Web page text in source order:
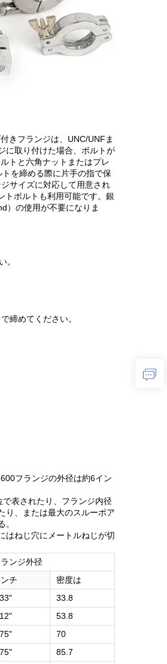
きフランジは、UNC/UNFま
に取り付けた場合、ボルトが
トと六角ナットまたはプレ
を締める際に片手の指で保
サイズに対応して用意され
トボルトも利用可能です。銀
）の使用が不要になりま
。
締めてください。
フランジの外径は約6イン
表されたり、フランジ内径
り、または最大のスルーボア
はねじ穴にメートルねじが切
ンジ外径
チ
密度は
33.8
53.8
70
85.7